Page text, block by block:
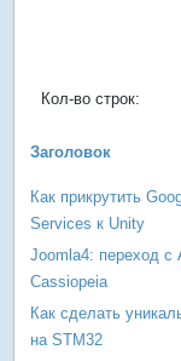
Кол-во строк:
Заголовок
Как прикрутить
Services к Unity
Joomla4: переход с
Cassiopeia
Как сделать
на STM32